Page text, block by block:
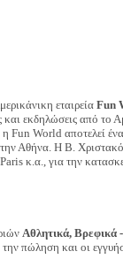
εταιρεία Fun
και εκδηλώσεις από
Fun World αποτελεί
Αθήνα. Η Β.
κ.α., για την
Αθλητικά, Βρεφικά
πώληση και οι